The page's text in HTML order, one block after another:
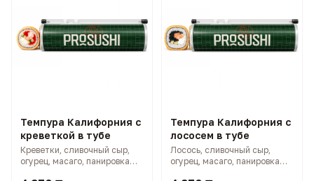
Темпура Калифорния с
креветкой в тубе
Креветки, сливочный сыр,
огурец, масаго, панировка
Темпура Калифорния с
лососем в тубе
Лосось, сливочный сыр,
огурец, масаго, панировка